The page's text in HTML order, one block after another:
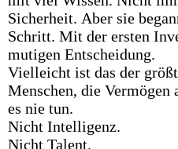
Sicherheit. Aber sie
Schritt. Mit der ersten
mutigen Entscheidung.
Vielleicht ist das der
Menschen, die Vermögen
es nie tun.
Nicht Intelligenz.
Nicht Talent.